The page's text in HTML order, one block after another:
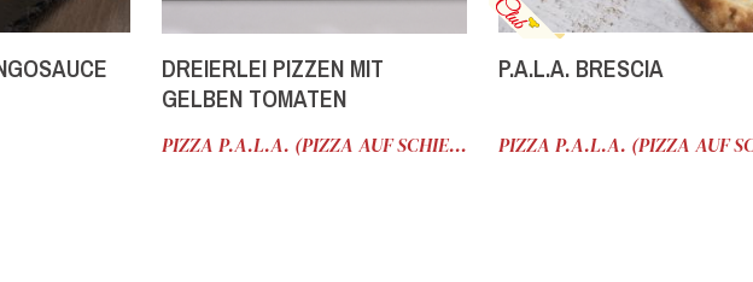
DREIERLEI PIZZEN MIT
GELBEN TOMATEN
PIZZA P.A.L.A. (PIZZA AUF SCHIEBER)
P.A.L.A. BRESCIA